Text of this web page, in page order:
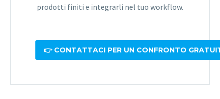
prodotti finiti e integrarli nel tuo workflow.
👉 CONTATTACI PER UN CONFRONTO